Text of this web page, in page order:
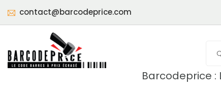
contact@barcodeprice.com
Barcodeprice